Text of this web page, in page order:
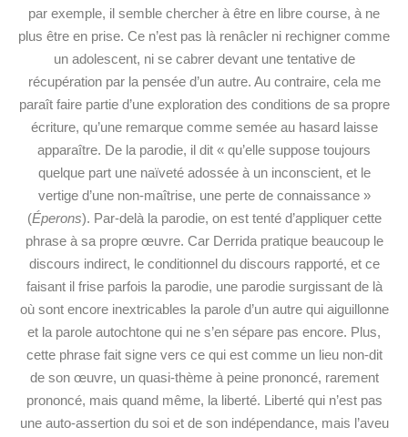
par exemple, il semble chercher à être en libre course, à ne
plus être en prise. Ce n’est pas là renâcler ni rechigner comme
un adolescent, ni se cabrer devant une tentative de
récupération par la pensée d’un autre. Au contraire, cela me
paraît faire partie d’une exploration des conditions de sa propre
écriture, qu’une remarque comme semée au hasard laisse
apparaître. De la parodie, il dit « qu’elle suppose toujours
quelque part une naïveté adossée à un inconscient, et le
vertige d’une non-maîtrise, une perte de connaissance »
(Éperons). Par-delà la parodie, on est tenté d’appliquer cette
phrase à sa propre œuvre. Car Derrida pratique beaucoup le
discours indirect, le conditionnel du discours rapporté, et ce
faisant il frise parfois la parodie, une parodie surgissant de là
où sont encore inextricables la parole d’un autre qui aiguillonne
et la parole autochtone qui ne s’en sépare pas encore. Plus,
cette phrase fait signe vers ce qui est comme un lieu non-dit
de son œuvre, un quasi-thème à peine prononcé, rarement
prononcé, mais quand même, la liberté. Liberté qui n’est pas
une auto-assertion du soi et de son indépendance, mais l’aveu